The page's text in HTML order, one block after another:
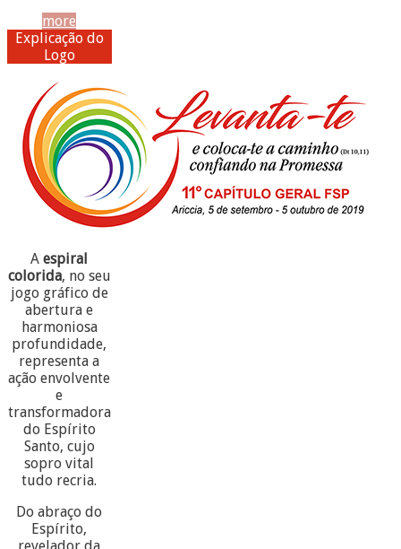
more
Explicação do
Logo
Aespiral
colorida, no seu
jogo gráfico de
abertura e
harmoniosa
profundidade,
representa a
ação envolvente
e
transformadora
do Espírito
Santo, cujo
sopro vital
tudo recria.
Do abraço do
Espírito,